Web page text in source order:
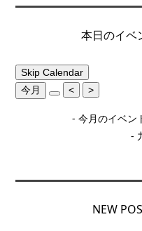
本日のイベ
Skip Calendar
今月
< >
- 今月のイベン
-
NEW